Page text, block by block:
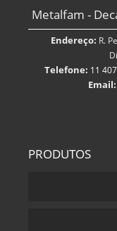
Metalfam -
Endereço: R.
Telefone: 11
Email:
PRODUTOS